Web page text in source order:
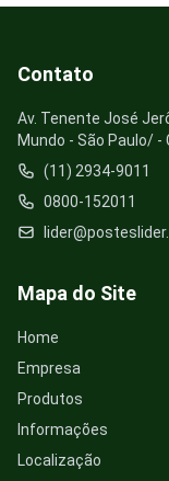
Contato
Av. Tenente José
Mundo - São Paulo/ -
(11) 2934-9011
0800-152011
Mapa do Site
Home
Empresa
Produtos
Informações
Localização